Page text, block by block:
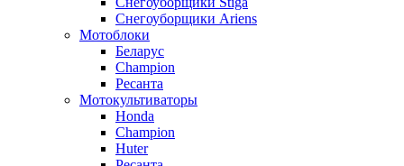
Снегоуборщики Ariens
Мотоблоки
Беларус
Champion
Ресанта
Мотокультиваторы
Honda
Champion
Huter